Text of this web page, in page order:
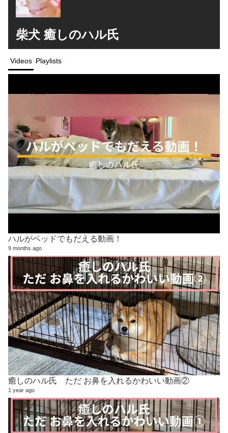
柴犬 癒しのハル氏
Videos Playlists
ハルがベッドでもだえる動画！
9 months ago
癒しのハル氏 ただ お鼻を入れるかわいい動画②
1 year ago